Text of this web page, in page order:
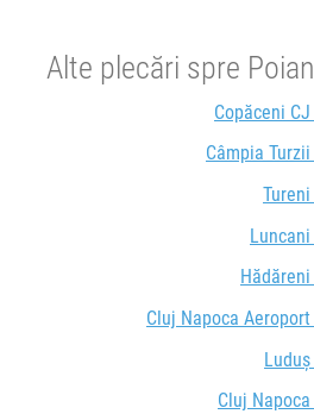
Alte plecări spre
Copăceni
Câmpia
Cluj Napoca
Cluj